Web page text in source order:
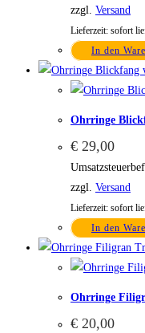
zzgl. Versand
Lieferzeit: sofort
In den
Ohrringe
€ 29,00
zzgl. Versand
Lieferzeit: sofort
In den
Ohrringe
€ 20,00